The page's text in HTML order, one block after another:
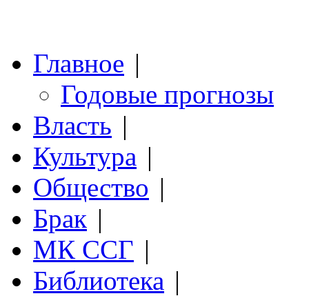
Главное |
Годовые прогнозы
Власть |
Культура |
Общество |
Брак |
МК ССГ |
Библиотека |